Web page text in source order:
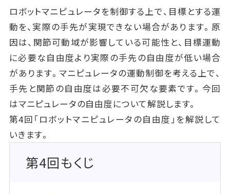
ロボットマニピュレータを制御する上で、目標とする運
動を、実際の手先が実現できない場合があります。原
因は、関節可動域が影響している可能性と、目標運動
に必要な自由度より実際の手先の自由度が低い場合
があります。マニピュレータの運動制御を考える上で、
手先と関節の自由度は必要不可欠な要素です。今回
はマニピュレータの自由度について解説します。
第4回「ロボットマニピュレータの自由度」を解説して
いきます。
第4回もくじ